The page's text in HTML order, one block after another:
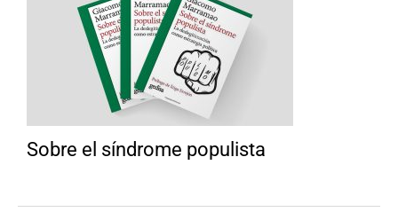
Sobre el síndrome populista